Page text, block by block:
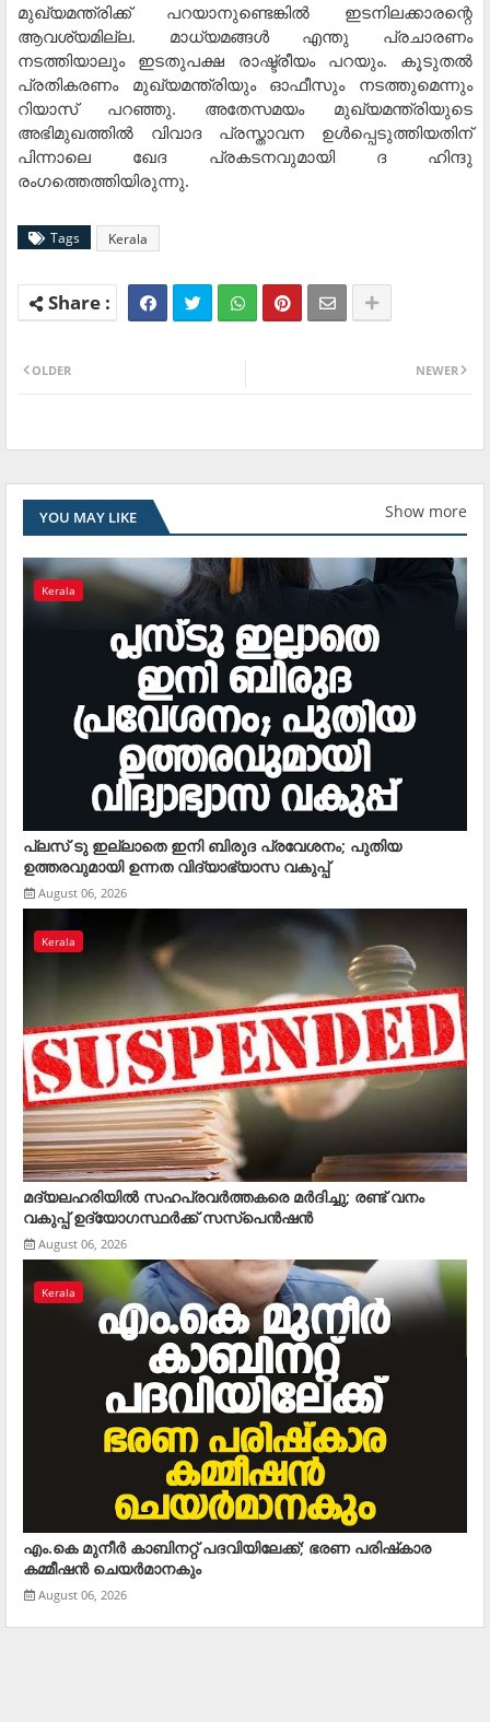
മുഖ്യമന്ത്രിക്ക് പറയാനുണ്ടെങ്കിൽ ഇടനിലക്കാരന്റെ
ആവശ്യമില്ല. മാധ്യമങ്ങൾ എന്തു പ്രചാരണം
നടത്തിയാലും ഇടതുപക്ഷ രാഷ്ട്രീയം പറയും. കൂടുതൽ
പ്രതികരണം മുഖ്യമന്ത്രിയും ഓഫീസും നടത്തുമെന്നും
റിയാസ് പറഞ്ഞു. അതേസമയം മുഖ്യമന്ത്രിയുടെ
അഭിമുഖത്തില്‍ വിവാദ പ്രസ്താവന ഉള്‍പ്പെടുത്തിയതിന്
പിന്നാലെ ഖേദ പ്രകടനവുമായി ദ ഹിന്ദു
രംഗത്തെത്തിയിരുന്നു.
Tags Kerala
NEWER
OLDER
YOU MAY LIKE Show more
Kerala
പ്ലസ് ടു ഇല്ലാതെ ഇനി ബിരുദ പ്രവേശനം; പുതിയ
ഉത്തരവുമായി ഉന്നത വിദ്യാഭ്യാസ വകുപ്പ്
August 06, 2026
Kerala
മദ്യലഹരിയിൽ സഹപ്രവർത്തകരെ മര്‍ദിച്ചു; രണ്ട് വനം
വകുപ്പ് ഉദ്യോഗസ്ഥര്‍ക്ക് സസ്‌പെന്‍ഷന്‍
August 06, 2026
Kerala
എം.കെ മുനീര്‍ കാബിനറ്റ് പദവിയിലേക്ക്; ഭരണ പരിഷ്‌കാര
കമ്മീഷന്‍ ചെയര്‍മാനകും
August 06, 2026